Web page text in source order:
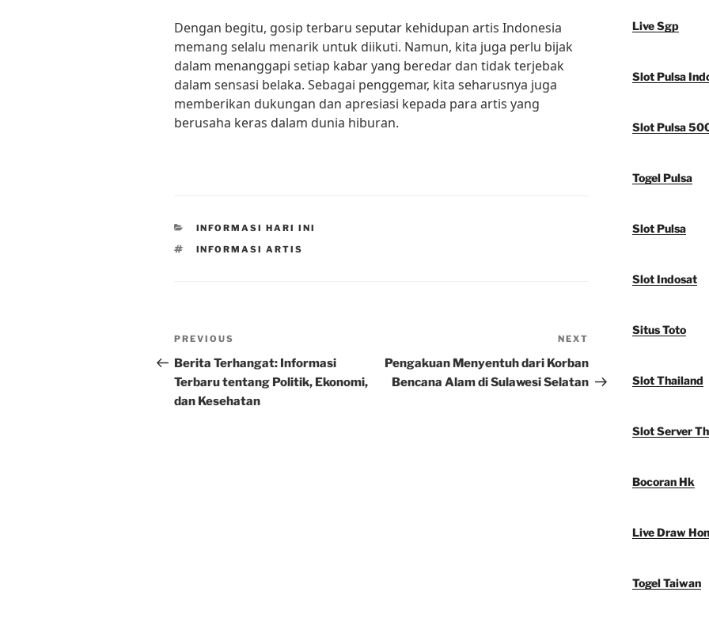
Dengan begitu, gosip terbaru seputar kehidupan artis Indonesia
memang selalu menarik untuk diikuti. Namun, kita juga perlu bijak
dalam menanggapi setiap kabar yang beredar dan tidak terjebak
dalam sensasi belaka. Sebagai penggemar, kita seharusnya juga
memberikan dukungan dan apresiasi kepada para artis yang
berusaha keras dalam dunia hiburan.
CATEGORIES
INFORMASI HARI INI
TAGS
INFORMASI ARTIS
Post
navigation
Previous
Post
PREVIOUS
Berita Terhangat: Informasi
Terbaru tentang Politik, Ekonomi,
dan Kesehatan
Post
NEXT
Pengakuan Menyentuh dari Korban
Bencana Alam di Sulawesi Selatan
Live Sgp
Slot Pulsa
Slot Pulsa
Togel Pulsa
Slot Pulsa
Slot Indosat
Situs Toto
Slot Thailand
Slot Server
Bocoran Hk
Live Draw
Togel Taiwan